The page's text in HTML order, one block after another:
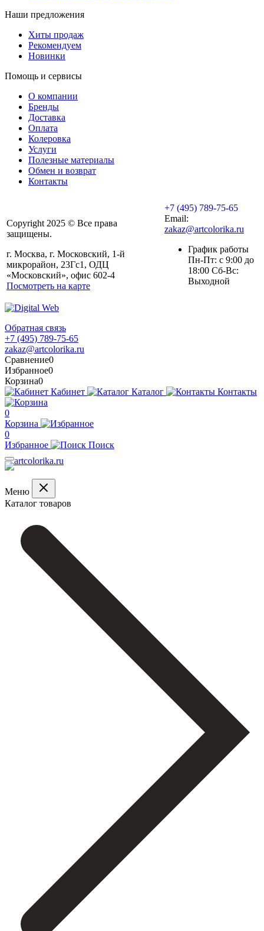
Наши предложения
Хиты продаж
Рекомендуем
Новинки
Помощь и сервисы
О компании
Бренды
Доставка
Оплата
Колеровка
Услуги
Полезные материалы
Обмен и возврат
Контакты
Copyright 2025 © Все права
защищены.
г. Москва, г. Московский, 1-й
микрорайон, 23Гс1, ОДЦ
«Московский», офис 602-4
Посмотреть на карте
+7 (495) 789-75-65
Email:
zakaz@artcolorika.ru
График работы
Пн-Пт: с 9:00 до
18:00 Сб-Вс:
Выходной
Обратная связь
+7 (495) 789-75-65
zakaz@artcolorika.ru
Сравнение0
Избранное0
Корзина0
Кабинет
Каталог Контакты
0
Корзина
0
Избранное
Поиск
Меню
Каталог товаров